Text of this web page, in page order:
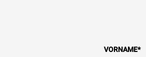
VORNAME*